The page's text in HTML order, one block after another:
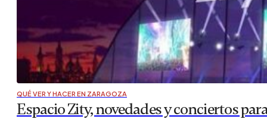
QUÉ VER Y HACER EN ZARAGOZA
Espacio Zity, novedades y conciertos